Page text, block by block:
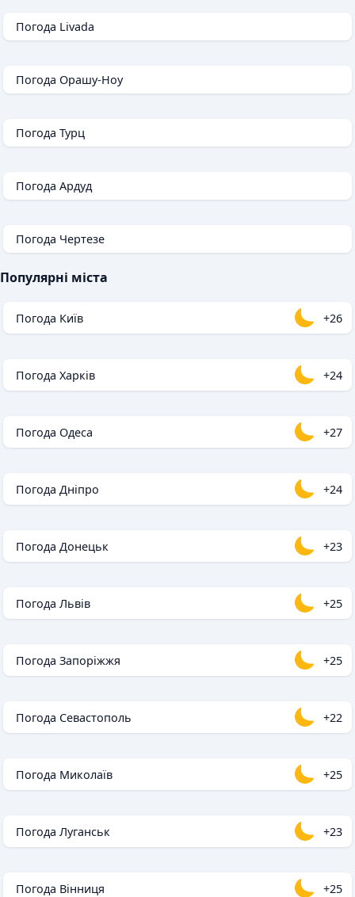
Погода Livada
Погода Орашу-Ноу
Погода Турц
Погода Ардуд
Погода Чертезе
Популярні міста
Погода Київ +26
Погода Харків +24
Погода Одеса +27
Погода Дніпро +24
Погода Донецьк +23
Погода Львів +25
Погода Запоріжжя +25
Погода Севастополь +22
Погода Миколаїв +25
Погода Луганськ +23
Погода Вінниця +25